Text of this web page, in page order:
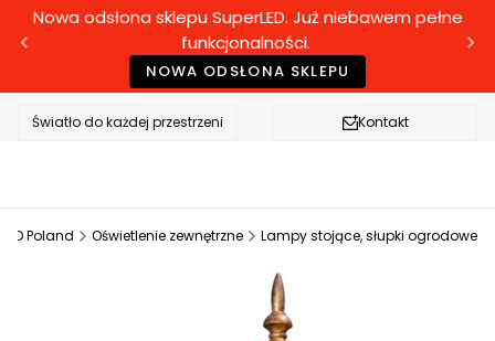
Nowa odsłona sklepu SuperLED. Już niebawem pełne
funkcjonalności.
NOWA ODSŁONA SKLEPU
Światło do każdej przestrzeni Kontakt
Poland Oświetlenie zewnętrzne Lampy stojące, słupki ogrodowe